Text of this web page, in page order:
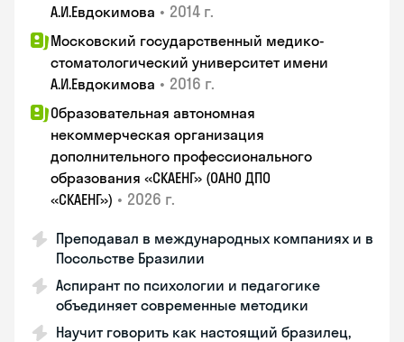
А.И.Евдокимова • 2014 г.
Московский государственный медико-
стоматологический университет имени
А.И.Евдокимова • 2016 г.
Образовательная автономная
некоммерческая организация
дополнительного профессионального
образования «СКАЕНГ» (ОАНО ДПО
«СКАЕНГ») • 2026 г.
Преподавал в международных компаниях и в
Посольстве Бразилии
Аспирант по психологии и педагогике
объединяет современные методики
Научит говорить как настоящий бразилец,